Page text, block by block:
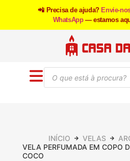
📲 Precisa de ajuda? Envie-
WhatsApp — estamos
INÍCIO VELAS
VELA PERFUMADA EM COPO
COCO